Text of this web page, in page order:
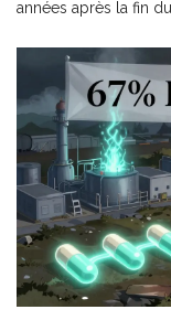
années après la fin